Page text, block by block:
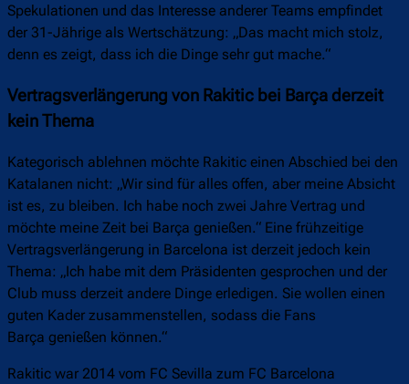
Spekulationen und das Interesse anderer Teams empfindet
der 31-Jährige als Wertschätzung: „Das macht mich stolz,
denn es zeigt, dass ich die Dinge sehr gut mache.“
Vertragsverlängerung von Rakitic bei Barça derzeit
kein Thema
Kategorisch ablehnen möchte Rakitic einen Abschied bei den
Katalanen nicht: „Wir sind für alles offen, aber meine Absicht
ist es, zu bleiben. Ich habe noch zwei Jahre Vertrag und
möchte meine Zeit bei Barça genießen.“ Eine frühzeitige
Vertragsverlängerung in Barcelona ist derzeit jedoch kein
Thema: „Ich habe mit dem Präsidenten gesprochen und der
Club muss derzeit andere Dinge erledigen. Sie wollen einen
guten Kader zusammenstellen, sodass die Fans
Barça genießen können.“
Rakitic war 2014 vom FC Sevilla zum FC Barcelona